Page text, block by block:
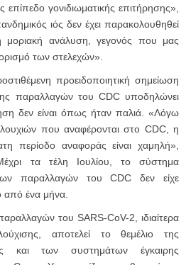
γονιδιωματικής επιτήρησης»,
ιός δεν έχει παρακολουθηθεί
ανάλυση, γεγονός που μας
των στελεχών».
προειδοποιητική σημείωση
παραλλαγών του CDC υποδηλώνει
δεν είναι όπως ήταν παλιά. «Λόγω
που αναφέρονται στο CDC, η
περίοδο αναφοράς είναι χαμηλή»,
τα τέλη Ιουλίου, το σύστημα
παραλλαγών του CDC δεν είχε
από ένα μήνα.
του SARS-CoV-2, ιδιαίτερα
αποτελεί το θεμέλιο της
και των συστημάτων έγκαιρης